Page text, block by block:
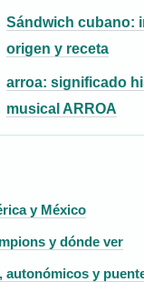
Sándwich cubano:
origen y receta
arroa: significado
musical ARROA
y México
y dónde ver
autonómicos y